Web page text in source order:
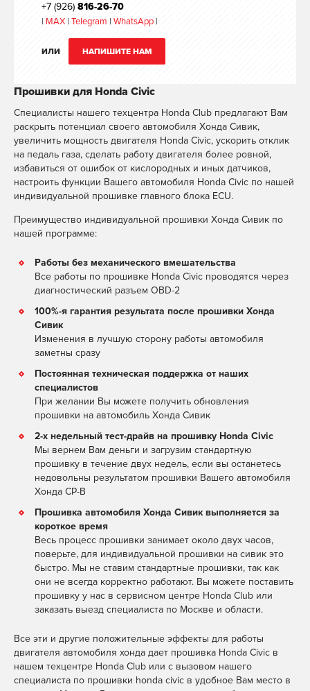
+7 (926) 816-26-70
| MAX | Telegram | WhatsApp |
ИЛИ НАПИШИТЕ НАМ
Прошивки для Honda Civic
Специалисты нашего техцентра Honda Club предлагают Вам
раскрыть потенциал своего автомобиля Хонда Сивик,
увеличить мощность двигателя Honda Civic, ускорить отклик
на педаль газа, сделать работу двигателя более ровной,
избавиться от ошибок от кислородных и иных датчиков,
настроить функции Вашего автомобиля Honda Civic по нашей
индивидуальной прошивке главного блока ECU.
Преимущество индивидуальной прошивки Хонда Сивик по
нашей программе:
Работы без механического вмешательства
Все работы по прошивке Honda Civic проводятся через
диагностический разъем OBD-2
100%-я гарантия результата после прошивки Хонда
Сивик
Изменения в лучшую сторону работы автомобиля
заметны сразу
Постоянная техническая поддержка от наших
специалистов
При желании Вы можете получить обновления
прошивки на автомобиль Хонда Сивик
2-х недельный тест-драйв на прошивку Honda Civic
Мы вернем Вам деньги и загрузим стандартную
прошивку в течение двух недель, если вы останетесь
недовольны результатом прошивки Вашего автомобиля
Хонда СР-В
Прошивка автомобиля Хонда Сивик выполняется за
короткое время
Весь процесс прошивки занимает около двух часов,
поверьте, для индивидуальной прошивки на сивик это
быстро. Мы не ставим стандартные прошивки, так как
они не всегда корректно работают. Вы можете поставить
прошивку у нас в сервисном центре Honda Club или
заказать выезд специалиста по Москве и области.
Все эти и другие положительные эффекты для работы
двигателя автомобиля хонда дает прошивка Honda Civic в
нашем техцентре Honda Club или с вызовом нашего
специалиста по прошивки honda civic в удобное Вам место в